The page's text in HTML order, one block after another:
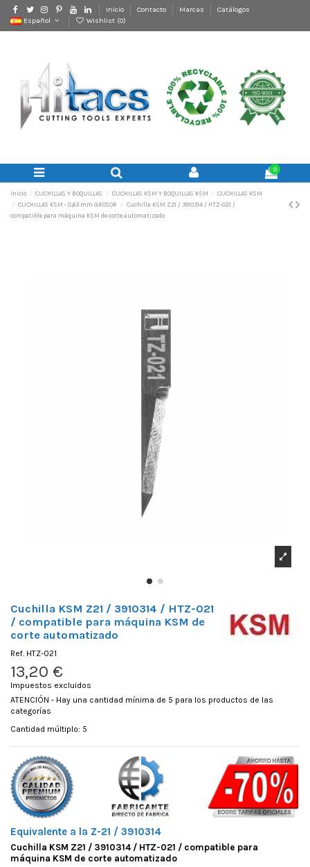
Inicio Contacto Marcas
Catálogos
Español
Wishlist (0)
0
Inicio CUCHILLAS Y BOQUILLAS CUCHILLAS KSM Y BOQUILLAS KSM
CUCHILLAS KSM
CUCHILLAS KSM - 0,63 mm GROSOR
Cuchilla KSM Z21 / 3910314 / HTZ-021 /
compatible para máquina KSM de corte automatizado
Cuchilla KSM Z21 / 3910314 / HTZ-021
/ compatible para máquina KSM de
corte automatizado
Ref. HTZ-021
13,20 €
Impuestos excluidos
ATENCIÓN - Hay una cantidad mínima de 5 para los productos de las
categorías
Cantidad múltiplo: 5
Equivalente a la Z-21 / 3910314
Cuchilla KSM Z21 / 3910314 / HTZ-021 / compatible para
máquina KSM de corte automatizado